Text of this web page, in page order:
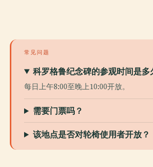
常见问题
科罗格鲁纪念碑的参观时间是多
每日上午8:00至晚上10:00开放。
需要门票吗？
该地点是否对轮椅使用者开放？